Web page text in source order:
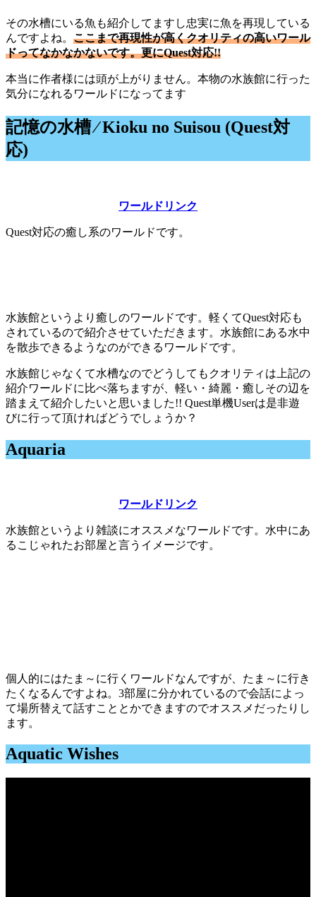
その水槽にいる魚も紹介してますし忠実に魚を再現している
んですよね。 ここまで再現性が高くクオリティの高いワール
ドってなかなかないです。更にQuest対応!!
本当に作者様には頭が上がりません。本物の水族館に行った
気分になれるワールドになってます
記憶の水槽 ⁄ Kioku no Suisou (Quest対
応)
ワールドリンク
Quest対応の癒し系のワールドです。
水族館というより癒しのワールドです。軽くてQuest対応も
されているので紹介させていただきます。水族館にある水中
を散歩できるようなのができるワールドです。
水族館じゃなくて水槽なのでどうしてもクオリティは上記の
紹介ワールドに比べ落ちますが、軽い・綺麗・癒しその辺を
踏まえて紹介したいと思いました!! Quest単機Userは是非遊
びに行って頂ければどうでしょうか？
Aquaria
ワールドリンク
水族館というより雑談にオススメなワールドです。水中にあ
るこじゃれたお部屋と言うイメージです。
個人的にはたま～に行くワールドなんですが、たま～に行き
たくなるんですよね。3部屋に分かれているので会話によっ
て場所替えて話すこととかできますのでオススメだったりし
ます。
Aquatic Wishes